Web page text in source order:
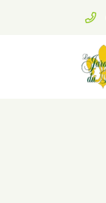
78610 Auffargis
09 74 56 16 68